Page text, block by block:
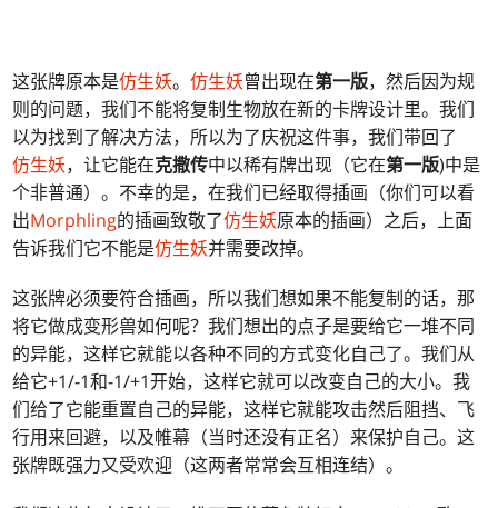
这张牌原本是仿生妖。仿生妖曾出现在第一版，然后因为规
则的问题，我们不能将复制生物放在新的卡牌设计里。我们
以为找到了解决方法，所以为了庆祝这件事，我们带回了
仿生妖，让它能在克撒传中以稀有牌出现（它在第一版)中是
个非普通）。不幸的是，在我们已经取得插画（你们可以看
出Morphling的插画致敬了仿生妖原本的插画）之后，上面
告诉我们它不能是仿生妖并需要改掉。
这张牌必须要符合插画，所以我们想如果不能复制的话，那
将它做成变形兽如何呢？我们想出的点子是要给它一堆不同
的异能，这样它就能以各种不同的方式变化自己了。我们从
给它+1/-1和-1/+1开始，这样它就可以改变自己的大小。我
们给了它能重置自己的异能，这样它就能攻击然后阻挡、飞
行用来回避，以及帷幕（当时还没有正名）来保护自己。这
张牌既强力又受欢迎（这两者常常会互相连结）。